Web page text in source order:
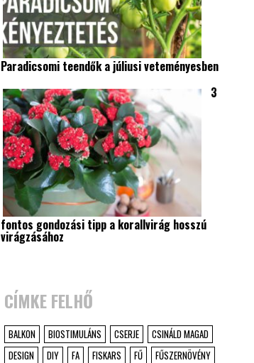
Paradicsomi teendők a júliusi veteményesben
3
fontos gondozási tipp a korallvirág hosszú
virágzásához
CÍMKE FELHŐ
BALKON BIOSTIMULÁNS CSERJE
CSINÁLD MAGAD
DESIGN
DIY FA FISKARS FŰ
FŰSZERNÖVÉNY